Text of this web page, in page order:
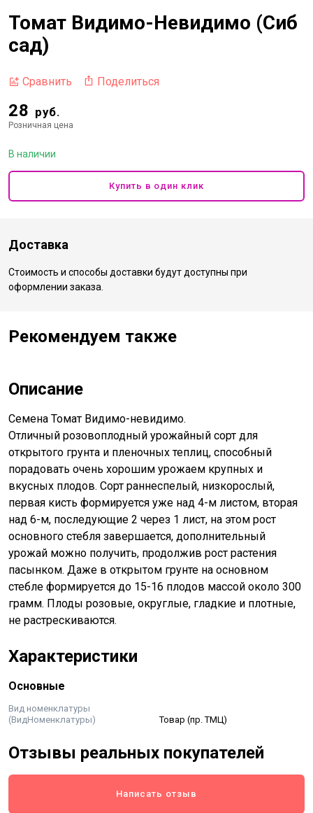
Томат Видимо-Невидимо (Сиб
сад)
Сравнить Поделиться
28 руб.
Розничная цена
В наличии
Купить в один клик
Доставка
Стоимость и способы доставки будут доступны при
оформлении заказа.
Рекомендуем также
Описание
Семена Томат Видимо-невидимо.
Отличный розовоплодный урожайный сорт для
открытого грунта и пленочных теплиц, способный
порадовать очень хорошим урожаем крупных и
вкусных плодов. Сорт раннес­пелый, низкорослый,
первая кисть формируется уже над 4-м листом, вторая
над 6-м, последующие 2 через 1 лист, на этом рост
основного стебля завершается, дополнительный
урожай можно получить, продолжив рост растения
пасын­ком. Даже в открытом грунте на основном
стебле формиру­ется до 15-16 плодов массой около 300
грамм. Плоды розовые, округлые, гладкие и плотные,
не растрескиваются.
Характеристики
Основные
Вид номенклатуры
(ВидНоменклатуры)
Товар (пр. ТМЦ)
Отзывы реальных покупателей
Написать отзыв